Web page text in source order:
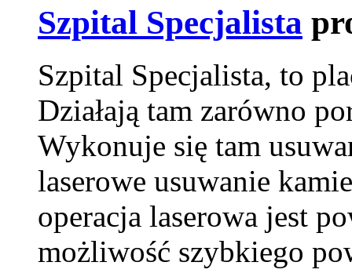
Szpital Specjalista
Szpital Specjalista, to
Działają tam zarówno
Wykonuje się tam
laserowe usuwanie
operacja laserowa jest
możliwość szybkiego